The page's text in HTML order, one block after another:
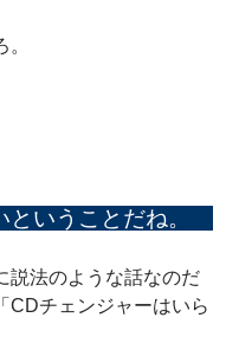
ということだね。
説法のような話なのだ
CDチェンジャーはいら